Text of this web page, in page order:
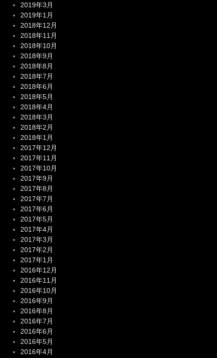
2019年3月
2019年1月
2018年12月
2018年11月
2018年10月
2018年9月
2018年8月
2018年7月
2018年6月
2018年5月
2018年4月
2018年3月
2018年2月
2018年1月
2017年12月
2017年11月
2017年10月
2017年9月
2017年8月
2017年7月
2017年6月
2017年5月
2017年4月
2017年3月
2017年2月
2017年1月
2016年12月
2016年11月
2016年10月
2016年9月
2016年8月
2016年7月
2016年6月
2016年5月
2016年4月